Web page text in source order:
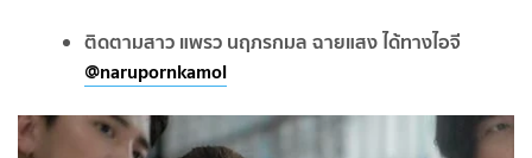
ติดตามสาว แพรว นฤภรกมล ฉายแสง ได้ทางไอจี
@narupornkamol